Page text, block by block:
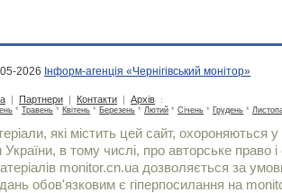
2026 Інформ-агенція «Чернігівський монітор»
| Партнери | Контакти | Архів :
* Травень * Квітень * Березень * Лютий * Січень * Грудень *
які містить цей сайт, охороняються у
в тому числі, про авторське право і
monitor.cn.ua дозволяється за
обов'язковим є гiперпосилання на